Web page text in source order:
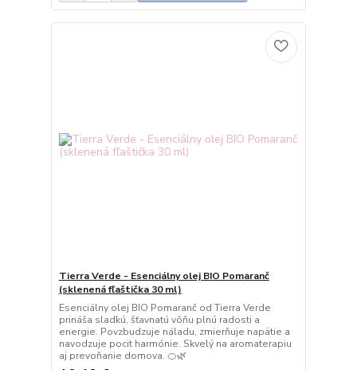
Tierra Verde - Esenciálny olej BIO Pomaranč
(sklenená fľaštička 30 ml)
Esenciálny olej BIO Pomaranč od Tierra Verde
prináša sladkú, šťavnatú vôňu plnú radosti a
energie. Povzbudzuje náladu, zmierňuje napätie a
navodzuje pocit harmónie. Skvelý na aromaterapiu
aj prevoňanie domova. 🍊🌿